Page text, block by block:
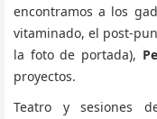
encontramos a los
vitaminado, el post-
la foto de portada),
proyectos.
Teatro y sesiones